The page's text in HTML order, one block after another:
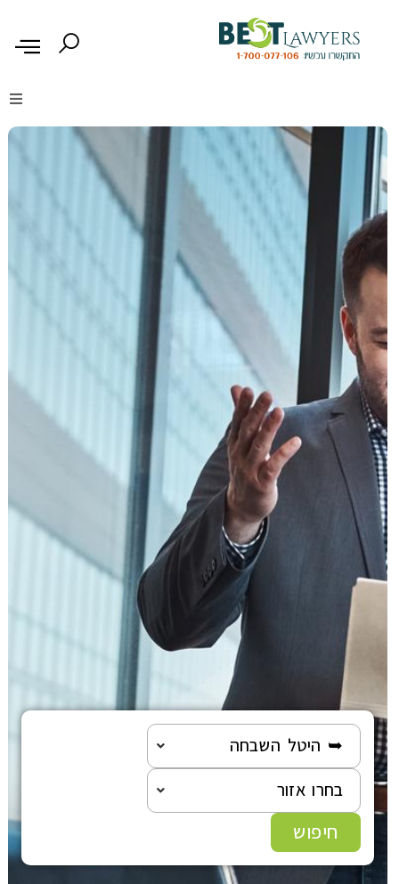
דיני נזיקין
דיני משפחה
דיני עבודה
דיני תעבורה
מקרקעין נדל"ן
הוצאה לפועל
פלילי
משפט מסחרי
משפט אזרחי
רשלנות רפואית
פשיטת רגל
גישור ובוררות
צה"ל-משרד הביטחון
עוד תחומים
➥ היטל השבחה
בחרו אזור
חיפוש